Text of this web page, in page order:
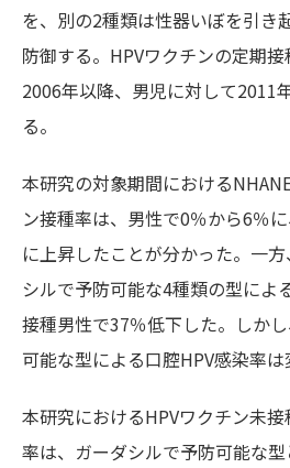
を、別の2種類は性器いぼを引き
防御する。HPVワクチンの定期
2006年以降、男児に対して2011
る。
本研究の対象期間における
ン接種率は、男性で0％から6％
に上昇したことが分かった。一
シルで予防可能な4種類の型によ
接種男性で37％低下した。しか
可能な型による口腔HPV感染率は
本研究におけるHPVワクチン未
率は、ガーダシルで予防可能な